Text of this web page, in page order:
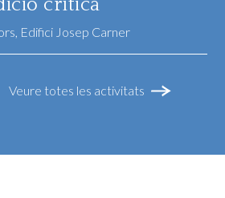
crítica"
Edifici Josep Carner
Veure totes les activitats